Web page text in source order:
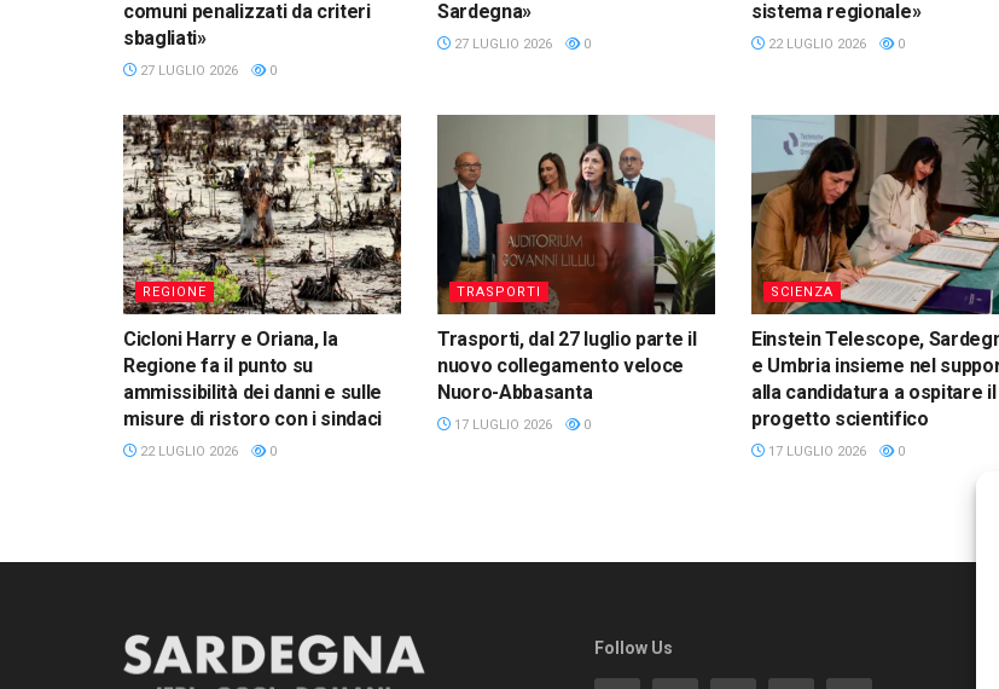
comuni penalizzati da criteri
sbagliati»
27 LUGLIO 2026 0
Sardegna»
27 LUGLIO 2026 0
sistema regionale»
22 LUGLIO 2026 0
REGIONE
Cicloni Harry e Oriana, la
Regione fa il punto su
ammissibilità dei danni e sulle
misure di ristoro con i sindaci
22 LUGLIO 2026 0
TRASPORTI
Trasporti, dal 27 luglio parte il
nuovo collegamento veloce
Nuoro-Abbasanta
17 LUGLIO 2026 0
SCIENZA
Einstein Telescope,
e Umbria insieme nel
alla candidatura a ospitare il
progetto scientifico
17 LUGLIO 2026 0
Follow Us